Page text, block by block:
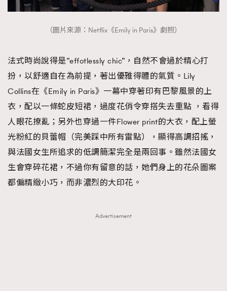
（圖片來源：Netflix《Emily in Paris》劇照）
法式時尚說得是”effotlessly chic”，自然不會過於精心打
扮，以舒適自在為前提，著出優雅得體的氣質。Lily
Collins在《Emily in Paris》一幕中穿著印有巴黎風景的上
衣，配以一條蛇皮短裙，過度花俏令穿搭失去重點 ，看得
人眼花撩亂；另外也穿過一件Flower print的大衣，配上螢
光粉紅的貝蕾帽（完美踩中所有雷點），顯得高調招搖，
與法國女生所追求的低調簡潔完全是兩回事。雖然法國女
生會穿碎花裙，不過你有留意的話，她們身上的花朵圖案
都偏精緻小巧，而非濃烈的大印花。
Advertisement